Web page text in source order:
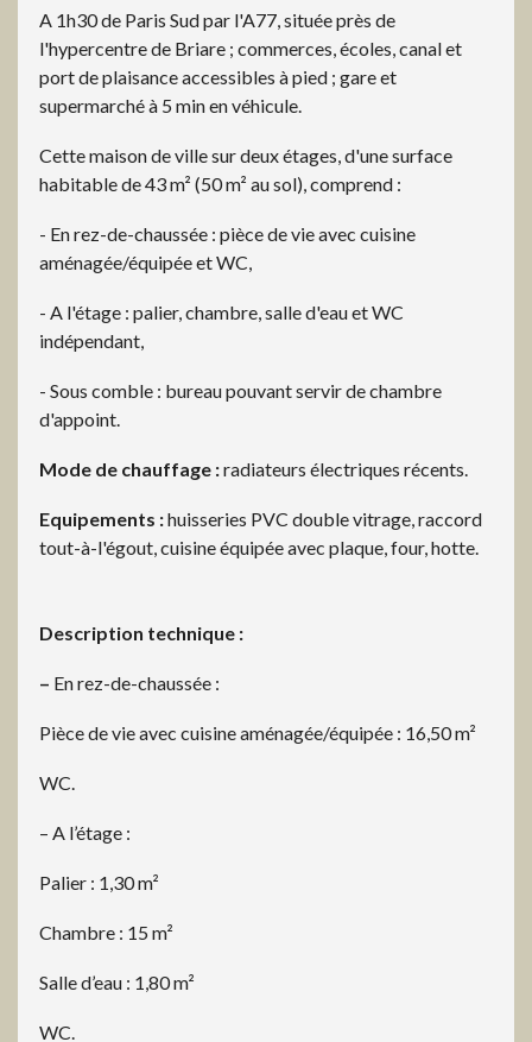
A 1h30 de Paris Sud par l'A77, située près de
l'hypercentre de Briare ; commerces, écoles, canal et
port de plaisance accessibles à pied ; gare et
supermarché à 5 min en véhicule.
Cette maison de ville sur deux étages, d'une surface
habitable de 43 m² (50 m² au sol), comprend :
- En rez-de-chaussée : pièce de vie avec cuisine
aménagée/équipée et WC,
- A l'étage : palier, chambre, salle d'eau et WC
indépendant,
- Sous comble : bureau pouvant servir de chambre
d'appoint.
Mode de chauffage :radiateurs électriques récents.
Equipements :huisseries PVC double vitrage, raccord
tout-à-l'égout, cuisine équipée avec plaque, four, hotte.
Description technique :
– En rez-de-chaussée :
Pièce de vie avec cuisine aménagée/équipée : 16,50 m²
WC.
– A l’étage :
Palier : 1,30 m²
Chambre : 15 m²
Salle d’eau : 1,80 m²
WC.